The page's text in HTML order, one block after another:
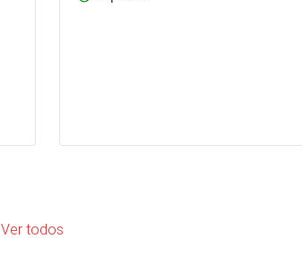
Ver todos